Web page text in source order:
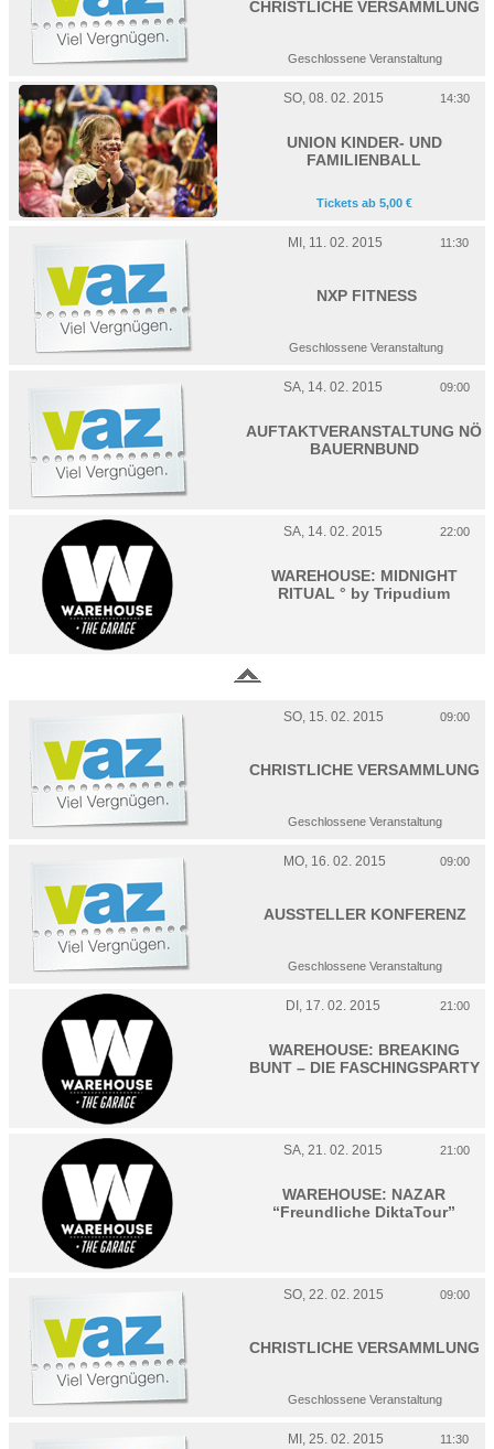
CHRISTLICHE VERSAMMLUNG
Geschlossene Veranstaltung
SO, 08. 02. 2015 14:30
UNION KINDER- UND
FAMILIENBALL
Tickets ab 5,00 €
MI, 11. 02. 2015 11:30
NXP FITNESS
Geschlossene Veranstaltung
SA, 14. 02. 2015 09:00
AUFTAKTVERANSTALTUNG NÖ
BAUERNBUND
SA, 14. 02. 2015 22:00
WAREHOUSE: MIDNIGHT
RITUAL ° by Tripudium
SO, 15. 02. 2015 09:00
CHRISTLICHE VERSAMMLUNG
Geschlossene Veranstaltung
MO, 16. 02. 2015 09:00
AUSSTELLER KONFERENZ
Geschlossene Veranstaltung
DI, 17. 02. 2015 21:00
WAREHOUSE: BREAKING
BUNT – DIE FASCHINGSPARTY
SA, 21. 02. 2015 21:00
WAREHOUSE: NAZAR
“Freundliche DiktaTour”
SO, 22. 02. 2015 09:00
CHRISTLICHE VERSAMMLUNG
Geschlossene Veranstaltung
MI, 25. 02. 2015 11:30